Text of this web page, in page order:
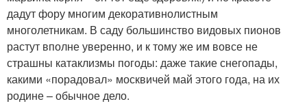
дадут фору многим декоративнолист­ным
многолетникам. В саду большинство видовых пионов
растут вполне уверенно, и к тому же им вовсе не
страшны катаклизмы погоды: даже такие снегопады,
какими «порадовал» москвичей май этого года, на их
родине – обычное дело.